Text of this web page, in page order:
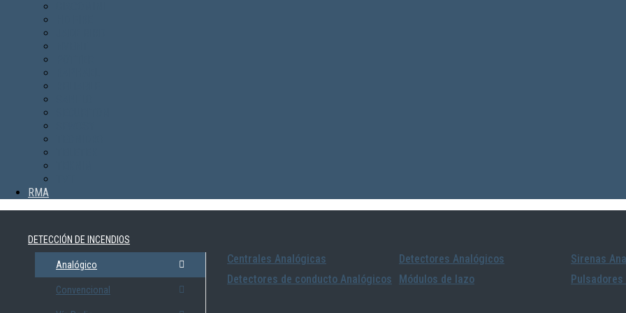
RMA
DETECCIÓN DE INCENDIOS
Analógico
Convencional
Centrales Analógicas Detectores Analógicos
Sirenas
Detectores de conducto Analógicos
Módulos de lazo